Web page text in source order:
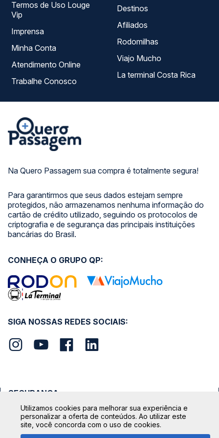
Na Quero Passagem sua compra é totalmente segura!
Para garantirmos que seus dados estejam sempre
protegidos, não armazenamos nenhuma informação do
cartão de crédito utilizado, seguindo os protocolos de
criptografia e de segurança das principais instituições
bancárias do Brasil.
Termos de Uso Louge
Vip
Imprensa
Minha Conta
Atendimento Online
Trabalhe Conosco
Destinos
Afiliados
Rodomilhas
Viajo Mucho
La terminal Costa Rica
SIGA NOSSAS REDES SOCIAIS:
CONHEÇA O GRUPO QP:
SEGURANÇA
Utilizamos cookies para melhorar sua experiência e
personalizar a oferta de conteúdos. Ao utilizar este
site, você concorda com o uso de cookies.